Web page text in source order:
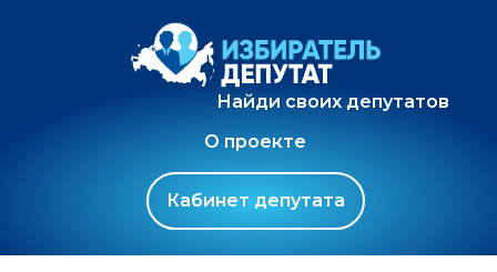
Найди своих депутатов
О проекте
Кабинет депутата